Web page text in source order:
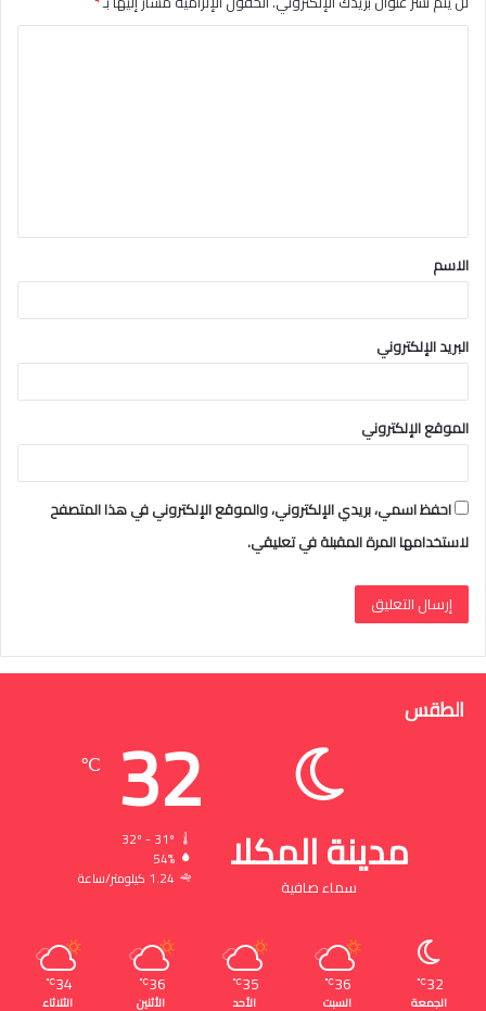
ق
*
الاسم
البريد الإلكتروني
الموقع الإلكتروني
احفظ اسمي، بريدي الإلكتروني، والموقع الإلكتروني في هذا المتصفح
لاستخدامها المرة المقبلة في تعليقي.
الطقس
مدينة المكلا
سماء صافية
32
℃
54%
1.24 كيلومتر/ساعة
32
℃
الجمعة
36
℃
السبت
35
℃
الأحد
36
℃
الأثنين
34
℃
الثلاثاء